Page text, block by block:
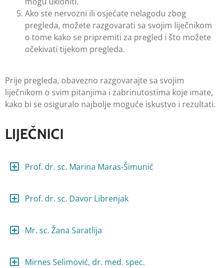
Ako ste nervozni ili osjećate nelagodu zbog
pregleda, možete razgovarati sa svojim liječnikom
o tome kako se pripremiti za pregled i što možete
očekivati tijekom pregleda.
Prije pregleda, obavezno razgovarajte sa svojim
liječnikom o svim pitanjima i zabrinutostima koje imate,
kako bi se osiguralo najbolje moguće iskustvo i rezultati.
LIJEČNICI
Prof. dr. sc. Marina Maras-Šimunić
Prof. dr. sc. Davor Librenjak
Mr. sc. Žana Saratlija
Mirnes Selimović, dr. med. spec.